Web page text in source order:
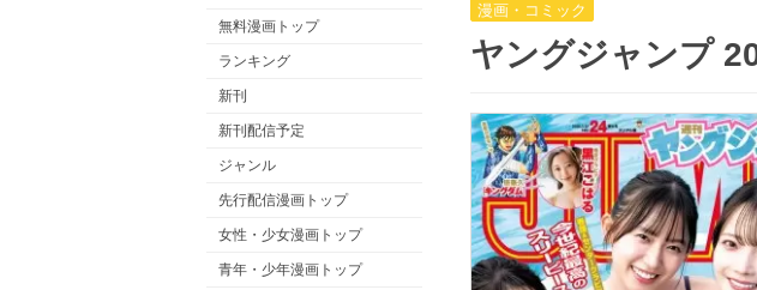
無料漫画トップ
ランキング
新刊
新刊配信予定
ジャンル
先行配信漫画トップ
女性・少女漫画トップ
青年・少年漫画トップ
漫画・コミック
ヤングジャンプ